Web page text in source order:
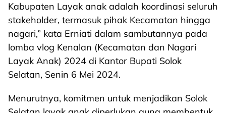
Kabupaten Layak anak adalah koordinasi seluruh
stakeholder, termasuk pihak Kecamatan hingga
nagari,” kata Erniati dalam sambutannya pada
lomba vlog Kenalan (Kecamatan dan Nagari
Layak Anak) 2024 di Kantor Bupati Solok
Selatan, Senin 6 Mei 2024.
Menurutnya, komitmen untuk menjadikan Solok